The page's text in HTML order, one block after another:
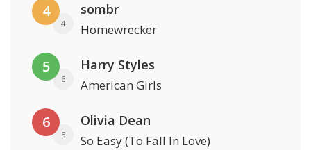
4
4
sombr
Homewrecker
5
6
Harry Styles
American Girls
6
5
Olivia Dean
So Easy (To Fall In Love)